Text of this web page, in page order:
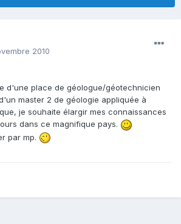
2010
d'une place de géologue/géotechnicien
master 2 de géologie appliquée à
je souhaite élargir mes connaissances
dans ce magnifique pays.
par mp.